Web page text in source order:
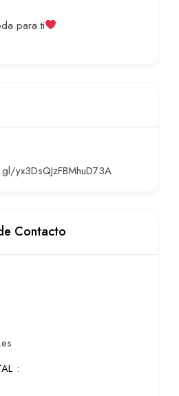
para ti
yx3DsQJzFBMhuD73A
Contacto